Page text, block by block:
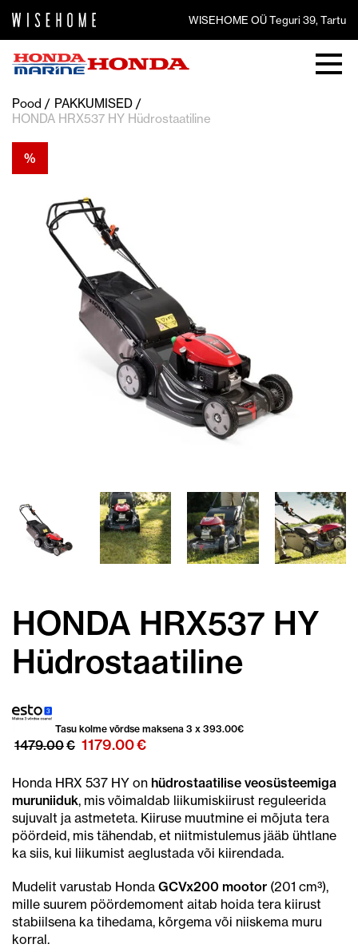
WISEHOME OÜ Teguri 39, Tartu
Pood
PAKKUMISED
HONDA HRX537 HY Hüdrostaatiline
%
HONDA HRX537 HY
Hüdrostaatiline
Tasu kolme võrdse maksena 3 x 393.00€
1479.00€ Algne
oli:
1479.00€.
1179.00€
on:
1179.00€.
Honda HRX 537 HY on hüdrostaatilise veosüsteemiga
muruniiduk, mis võimaldab liikumiskiirust reguleerida
sujuvalt ja astmeteta. Kiiruse muutmine ei mõjuta tera
pöördeid, mis tähendab, et niitmistulemus jääb ühtlane
ka siis, kui liikumist aeglustada või kiirendada.
Mudelit varustab Honda GCVx200 mootor (201 cm³),
mille suurem pöördemoment aitab hoida tera kiirust
stabiilsena ka tihedama, kõrgema või niiskema muru
korral.